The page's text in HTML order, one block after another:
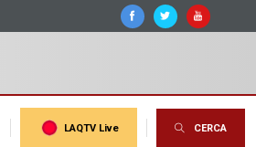
LAQTV Live CERCA